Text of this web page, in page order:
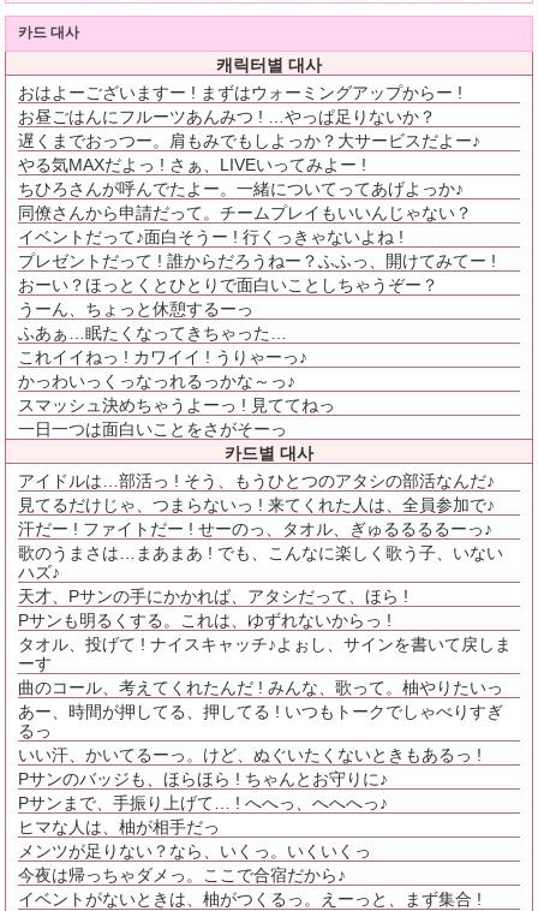
카드 대사
캐릭터별 대사
おはよーございますー ! まずはウォーミングアップからー !
お昼ごはんにフルーツあんみつ ! …やっぱ足りないか？
遅くまでおっつー。肩もみでもしよっか？大サービスだよー♪
やる気MAXだよっ ! さぁ、LIVEいってみよー !
ちひろさんが呼んでたよー。一緒についてってあげよっか♪
同僚さんから申請だって。チームプレイもいいんじゃない？
イベントだって♪面白そうー ! 行くっきゃないよね !
プレゼントだって ! 誰からだろうねー？ふふっ、開けてみてー !
おーい？ほっとくとひとりで面白いことしちゃうぞー？
うーん、ちょっと休憩するーっ
ふあぁ…眠たくなってきちゃった…
これイイねっ ! カワイイ ! うりゃーっ♪
かっわいっくっなっれるっかな～っ♪
スマッシュ決めちゃうよーっ ! 見ててねっ
一日一つは面白いことをさがそーっ
카드별 대사
アイドルは…部活っ ! そう、もうひとつのアタシの部活なんだ♪
見てるだけじゃ、つまらないっ ! 来てくれた人は、全員参加で♪
汗だー ! ファイトだー ! せーのっ、タオル、ぎゅるるるるーっ♪
歌のうまさは…まあまあ ! でも、こんなに楽しく歌う子、いない
ハズ♪
天才、Pサンの手にかかれば、アタシだって、ほら !
Pサンも明るくする。これは、ゆずれないからっ !
タオル、投げて ! ナイスキャッチ♪よぉし、サインを書いて戻しま
ーす
曲のコール、考えてくれたんだ ! みんな、歌って。柚やりたいっ
あー、時間が押してる、押してる ! いつもトークでしゃべりすぎ
るっ
いい汗、かいてるーっ。けど、ぬぐいたくないときもあるっ !
Pサンのバッジも、ほらほら ! ちゃんとお守りに♪
Pサンまで、手振り上げて… ! へへっ、へへへっ♪
ヒマな人は、柚が相手だっ
メンツが足りない？なら、いくっ。いくいくっ
今夜は帰っちゃダメっ。ここで合宿だから♪
イベントがないときは、柚がつくるっ。えーっと、まず集合 !